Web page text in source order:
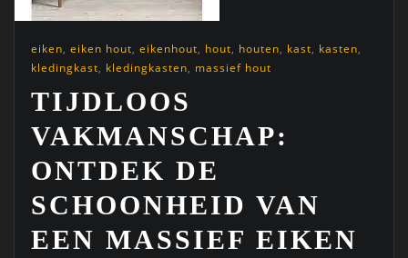
eiken, eiken hout, eikenhout, hout, houten, kast, kasten,
kledingkast, kledingkasten, massief hout
TIJDLOOS
VAKMANSCHAP:
ONTDEK DE
SCHOONHEID VAN
EEN MASSIEF EIKEN